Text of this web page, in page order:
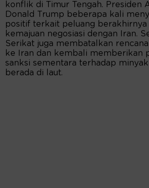
konflik di Timur Tengah. Presiden
Donald Trump beberapa kali
positif terkait peluang
kemajuan negosiasi dengan Iran.
Serikat juga membatalkan
ke Iran dan kembali memberikan
sanksi sementara terhadap
berada di laut.